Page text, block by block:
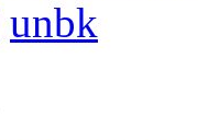
unbk